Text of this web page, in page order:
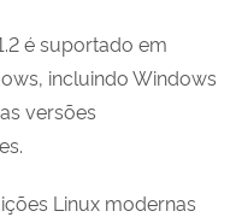
é suportado em
incluindo Windows
versões
Linux modernas